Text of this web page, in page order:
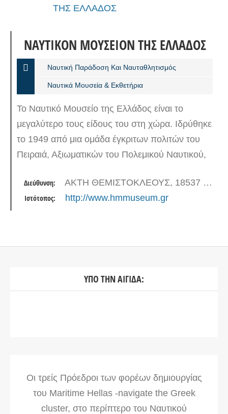
ΝΑΥΤΙΚΟΝ ΜΟΥΣΕΙΟΝ ΤΗΣ ΕΛΛΑΔΟΣ
Ναυτική Παράδοση Και Ναυταθλητισμός
Ναυτικά Μουσεία & Εκθετήρια
Το Ναυτικό Μουσείο της Ελλάδος είναι το
μεγαλύτερο τους είδους του στη χώρα. Ιδρύθηκε
το 1949 από μια ομάδα έγκριτων πολιτών του
Πειραιά, Αξιωματικών του Πολεμικού Ναυτικού,
Ναυτικού. Στις αίθουσές του…
Διεύθυνση: ΑΚΤΗ ΘΕΜΙΣΤΟΚΛΕΟΥΣ, 18537 ΠΕΙΡΑΙΑΣ
Ιστότοπος: http://www.hmmuseum.gr
ΥΠΟ ΤΗΝ ΑΙΓΙΔΑ:
Οι τρείς Πρόεδροι των φορέων δημιουργίας
του Maritime Hellas -navigate the Greek
cluster, στο περίπτερο του Ναυτικού